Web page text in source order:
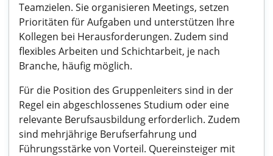
Teamzielen. Sie organisieren Meetings, setzen
Prioritäten für Aufgaben und unterstützen Ihre
Kollegen bei Herausforderungen. Zudem sind
flexibles Arbeiten und Schichtarbeit, je nach
Branche, häufig möglich.
Für die Position des Gruppenleiters sind in der
Regel ein abgeschlossenes Studium oder eine
relevante Berufsausbildung erforderlich. Zudem
sind mehrjährige Berufserfahrung und
Führungsstärke von Vorteil. Quereinsteiger mit